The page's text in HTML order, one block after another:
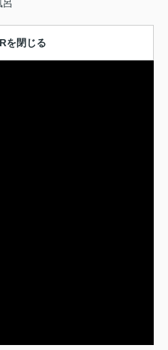
呂
を閉じる